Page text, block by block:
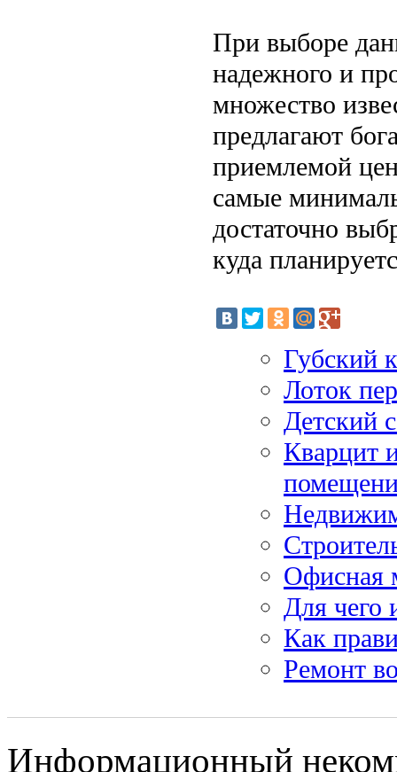
При выборе
надежного и
множество
предлагают
приемлемой
самые
достаточно
куда
Губский
Лоток
Детский
Кварцит
Офисная
Для чего
Как
Ремонт
Информационный